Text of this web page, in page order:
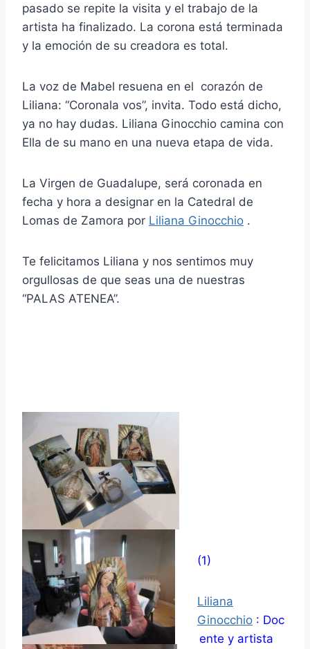
pasado se repite la visita y el trabajo de la
artista ha finalizado. La corona está terminada
y la emoción de su creadora es total.
La voz de Mabel resuena en el corazón de
Liliana: “Coronala vos”, invita. Todo está dicho,
ya no hay dudas. Liliana Ginocchio camina con
Ella de su mano en una nueva etapa de vida.
La Virgen de Guadalupe, será coronada en
fecha y hora a designar en la Catedral de
Lomas de Zamora por Liliana Ginocchio .
Te felicitamos Liliana y nos sentimos muy
orgullosas de que seas una de nuestras
“PALAS ATENEA”.
(1)
Liliana
Ginocchio : Doc
ente y artista